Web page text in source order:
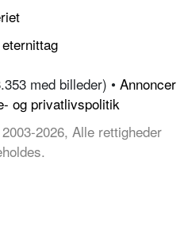
med billeder) • Annoncer
og privatlivspolitik
2026, Alle rettigheder